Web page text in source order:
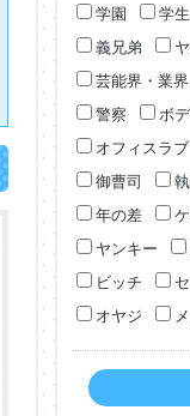
学園
学生
義兄弟
芸能界・業界
警察
ボ
オフィスラブ
御曹司
年の差
ヤンキー
ビッチ
オヤジ